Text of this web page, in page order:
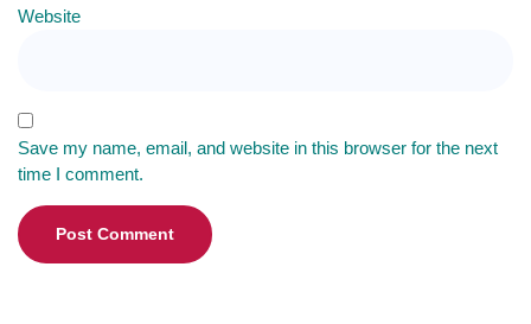
Website
Save my name, email, and website in this browser for the next
time I comment.